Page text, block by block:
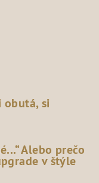
obutá, si
Alebo prečo
v štýle